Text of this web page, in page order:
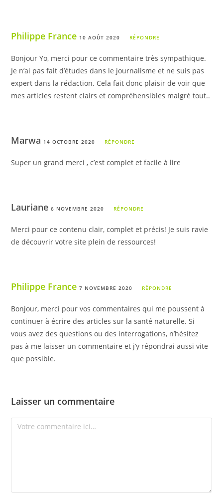
Philippe France 10 AOÛT 2020 RÉPONDRE
Bonjour Yo, merci pour ce commentaire très sympathique.
Je n’ai pas fait d’études dans le journalisme et ne suis pas
expert dans la rédaction. Cela fait donc plaisir de voir que
mes articles restent clairs et compréhensibles malgré tout..
Marwa 14 OCTOBRE 2020 RÉPONDRE
Super un grand merci , c’est complet et facile à lire
Lauriane6 NOVEMBRE 2020 RÉPONDRE
Merci pour ce contenu clair, complet et précis! Je suis ravie
de découvrir votre site plein de ressources!
Philippe France 7 NOVEMBRE 2020 RÉPONDRE
Bonjour, merci pour vos commentaires qui me poussent à
continuer à écrire des articles sur la santé naturelle. Si
vous avez des questions ou des interrogations, n’hésitez
pas à me laisser un commentaire et j’y répondrai aussi vite
que possible.
Laisser un commentaire